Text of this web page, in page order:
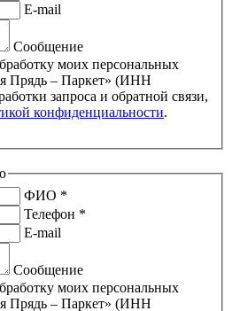
E-mail
Сообщение
моих персональных
Прядь – Паркет» (ИНН
конфиденциальности.
ФИО *
Телефон *
E-mail
Сообщение
моих персональных
Прядь – Паркет» (ИНН